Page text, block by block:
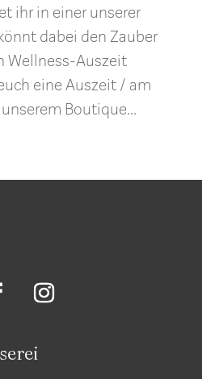
ihr in einer unserer
dabei den Zauber
Wellness-Auszeit
eine Auszeit / am
Boutique...